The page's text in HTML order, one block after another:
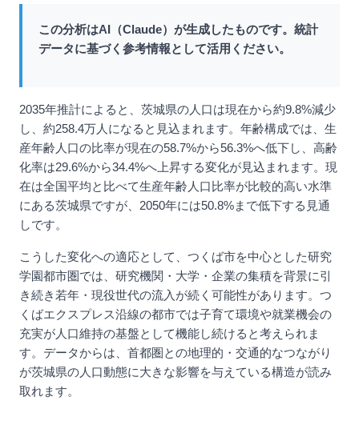
この分析はAI（Claude）が生成したものです。統計
データに基づく参考情報として活用ください。
2035年推計によると、茨城県の人口は現在から約9.8%減少
し、約258.4万人になると見込まれます。年齢構成では、生
産年齢人口の比率が現在の58.7%から56.3%へ低下し、高齢
化率は29.6%から34.4%へ上昇する変化が見込まれます。現
在は全国平均と比べて生産年齢人口比率が比較的高い水準
にある茨城県ですが、2050年には50.8%まで低下する見通
しです。
こうした変化への適応として、つくば市を中心とした研究
学園都市圏では、研究機関・大学・企業の集積を背景に引
き続き若年・現役世代の流入が続く可能性があります。つ
くばエクスプレス沿線の都市では子育て環境や就業機会の
充実が人口維持の基盤として機能し続けると考えられま
す。データからは、首都圏との地理的・交通的なつながり
が茨城県の人口動態に大きな影響を与えている構造が読み
取れます。